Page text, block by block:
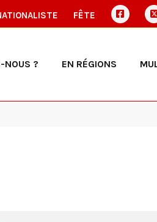
FÊTE
NOUS ? EN RÉGIONS